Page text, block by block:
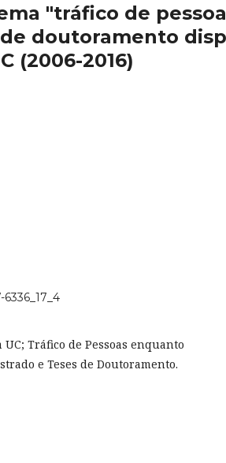
"tráfico de
doutoramento
(2006-2016)
UC; Tráfico de Pessoas enquanto
e Teses de Doutoramento.